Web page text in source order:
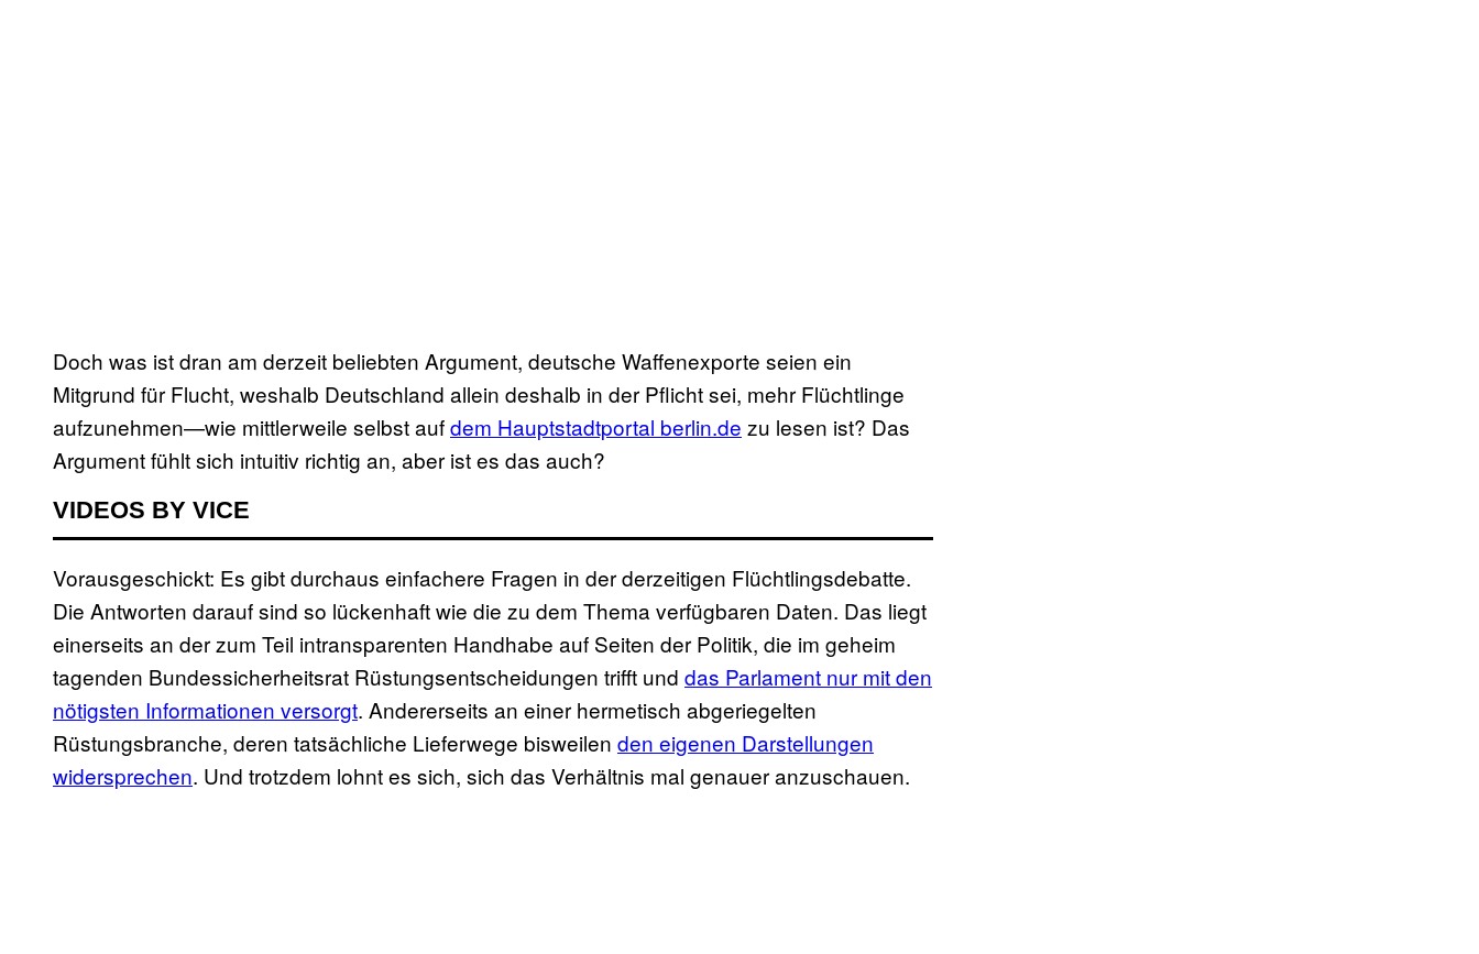
Doch was ist dran am derzeit beliebten Argument, deutsche Waffenexporte seien ein
Mitgrund für Flucht, weshalb Deutschland allein deshalb in der Pflicht sei, mehr Flüchtlinge
aufzunehmen—wie mittlerweile selbst aufdem Hauptstadtportal berlin.de zu lesen ist? Das
Argument fühlt sich intuitiv richtig an, aber ist es das auch?
VIDEOS BY VICE
Vorausgeschickt: Es gibt durchaus einfachere Fragen in der derzeitigen Flüchtlingsdebatte.
Die Antworten darauf sind so lückenhaft wie die zu dem Thema verfügbaren Daten. Das liegt
einerseits an der zum Teil intransparenten Handhabe auf Seiten der Politik, die im geheim
tagenden Bundessicherheitsrat Rüstungsentscheidungen trifft und das Parlament nur mit den
nötigsten Informationen versorgt. Andererseits an einer hermetisch abgeriegelten
Rüstungsbranche, deren tatsächliche Lieferwege bisweilen den eigenen Darstellungen
widersprechen. Und trotzdem lohnt es sich, sich das Verhältnis mal genauer anzuschauen.